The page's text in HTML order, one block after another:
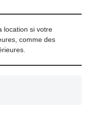
location si votre
comme des